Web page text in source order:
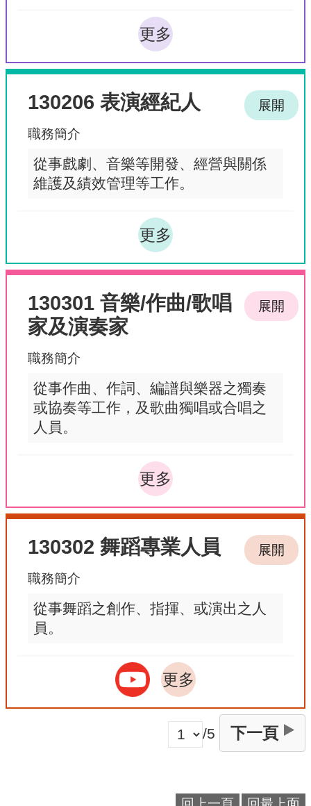
更多
130206 表演經紀人
職務簡介
從事戲劇、音樂等開發、經營與關係
維護及績效管理等工作。
更多
展開
130301 音樂/作曲/歌唱
家及演奏家
職務簡介
從事作曲、作詞、編譜與樂器之獨奏
或協奏等工作，及歌曲獨唱或合唱之
人員。
更多
展開
130302 舞蹈專業人員
職務簡介
從事舞蹈之創作、指揮、或演出之人
員。
更多
展開
/5 下一頁